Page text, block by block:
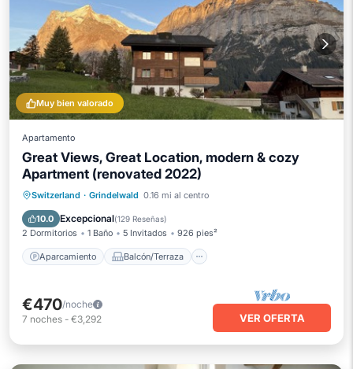
Muy bien valorado
Apartamento
Great Views, Great Location, modern & cozy
Apartment (renovated 2022)
Switzerland · Grindelwald 0.16 mi al centro
10.0 Excepcional(129 Reseñas)
2 Dormitorios 1 Baño 5 Invitados 926 pies²
Aparcamiento Balcón/Terraza
Aparcamiento
Balcón/Terraza
Cocina
Internet
€470/noche
7 noches - €3,292 VER OFERTA